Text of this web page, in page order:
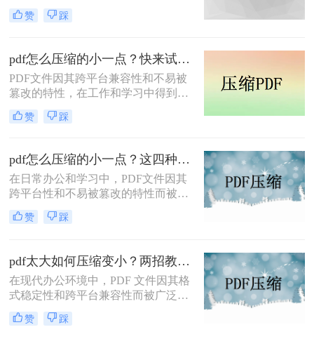
应用。然而，有时我们需要将PDF文
件压缩到最小，以便更高效地存储和
呢？本文将介绍三种实用的PDF压缩
方法。
赞 踩
pdf怎么压缩的小一点？快来试试这4种压缩方法！
PDF文件因其跨平台兼容性和不易被
篡改的特性，在工作和学习中得到了
广泛应用。然而，PDF文件有时体积
过大，不便于存储和传输。那么pdf怎
有效的PDF压缩方法。
赞 踩
pdf怎么压缩的小一点？这四种压缩方法了解一下
在日常办公和学习中，PDF文件因其
跨平台性和不易被篡改的特性而被广
泛使用。然而，有时PDF文件过大，
会给传输和存储带来不便。那么pdf怎
将PDF压缩得更小的方法。
赞 踩
pdf太大如何压缩变小？两招教你轻松压缩！
在现代办公环境中，PDF 文件因其格
式稳定性和跨平台兼容性而被广泛使
用。然而，当这些文件变得过大时，
它们不仅占用大量存储空间，而且在
赞 踩